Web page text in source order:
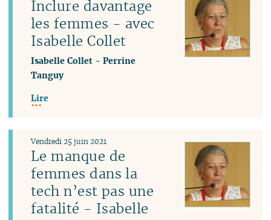
Inclure davantage
les femmes - avec
Isabelle Collet
Isabelle Collet -Perrine
Tanguy
Lire
Le manque de
femmes dans la
tech n’est pas une
fatalité - Isabelle
Vendredi 25 juin 2021